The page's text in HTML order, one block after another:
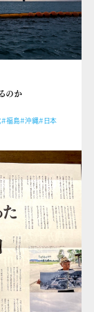
のか
#福島#沖縄#日本